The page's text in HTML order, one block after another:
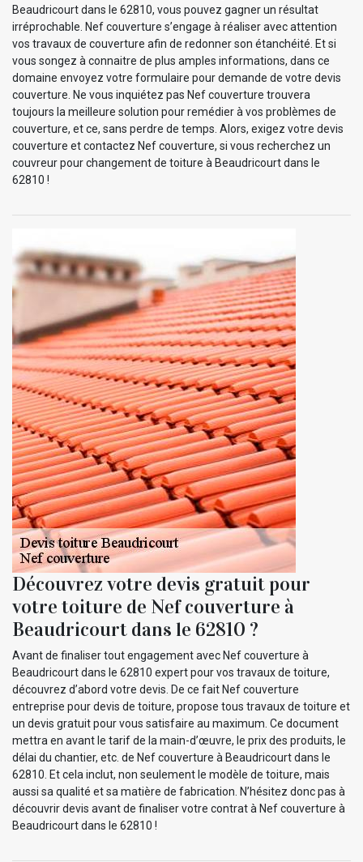
Beaudricourt dans le 62810, vous pouvez gagner un résultat
irréprochable. Nef couverture s’engage à réaliser avec attention
vos travaux de couverture afin de redonner son étanchéité. Et si
vous songez à connaitre de plus amples informations, dans ce
domaine envoyez votre formulaire pour demande de votre devis
couverture. Ne vous inquiétez pas Nef couverture trouvera
toujours la meilleure solution pour remédier à vos problèmes de
couverture, et ce, sans perdre de temps. Alors, exigez votre devis
couverture et contactez Nef couverture, si vous recherchez un
couvreur pour changement de toiture à Beaudricourt dans le
62810 !
Découvrez votre devis gratuit pour
votre toiture de Nef couverture à
Beaudricourt dans le 62810 ?
Avant de finaliser tout engagement avec Nef couverture à
Beaudricourt dans le 62810 expert pour vos travaux de toiture,
découvrez d’abord votre devis. De ce fait Nef couverture
entreprise pour devis de toiture, propose tous travaux de toiture et
un devis gratuit pour vous satisfaire au maximum. Ce document
mettra en avant le tarif de la main-d’œuvre, le prix des produits, le
délai du chantier, etc. de Nef couverture à Beaudricourt dans le
62810. Et cela inclut, non seulement le modèle de toiture, mais
aussi sa qualité et sa matière de fabrication. N’hésitez donc pas à
découvrir devis avant de finaliser votre contrat à Nef couverture à
Beaudricourt dans le 62810 !